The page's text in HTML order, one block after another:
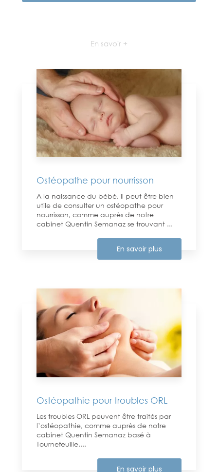
En savoir +
Ostéopathe pour nourrisson
A la naissance du bébé, il peut être bien
utile de consulter un ostéopathe pour
nourrisson, comme auprès de notre
cabinet Quentin Semanaz se trouvant ...
En savoir plus
Ostéopathie pour troubles ORL
Les troubles ORL peuvent être traités par
l’ostéopathie, comme auprès de notre
cabinet Quentin Semanaz basé à
Tournefeuille....
En savoir plus